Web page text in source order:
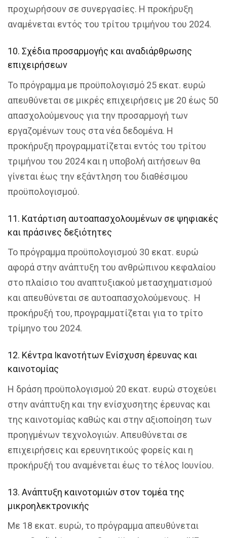
προχωρήσουν σε συνεργασίες. Η προκήρυξη
αναμένεται εντός του τρίτου τριμήνου του 2024.
10. Σχέδια προσαρμογής και αναδιάρθρωσης
επιχειρήσεων
Το πρόγραμμα με προϋπολογισμό 25 εκατ. ευρώ
απευθύνεται σε μικρές επιχειρήσεις με 20 έως 50
απασχολούμενους για την προσαρμογή των
εργαζομένων τους στα νέα δεδομένα. Η
προκήρυξη προγραμματίζεται εντός του τρίτου
τριμήνου του 2024 και η υποβολή αιτήσεων θα
γίνεται έως την εξάντληση του διαθέσιμου
προϋπολογισμού.
11. Κατάρτιση αυτοαπασχολουμένων σε ψηφιακές
και πράσινες δεξιότητες
Το πρόγραμμα προϋπολογισμού 30 εκατ. ευρώ
αφορά στην ανάπτυξη του ανθρώπινου κεφαλαίου
στο πλαίσιο του αναπτυξιακού μετασχηματισμού
και απευθύνεται σε αυτοαπασχολούμενους. Η
προκήρυξή του, προγραμματίζεται για το τρίτο
τρίμηνο του 2024.
12. Κέντρα Ικανοτήτων Ενίσχυση έρευνας και
καινοτομίας
Η δράση προϋπολογισμού 20 εκατ. ευρώ στοχεύει
στην ανάπτυξη και την ενίσχυσητης έρευνας και
της καινοτομίας καθώς και στην αξιοποίηση των
προηγμένων τεχνολογιών. Απευθύνεται σε
επιχειρήσεις και ερευνητικούς φορείς και η
προκήρυξή του αναμένεται έως το τέλος Ιουνίου.
13. Ανάπτυξη καινοτομιών στον τομέα της
μικροηλεκτρονικής
Με 18 εκατ. ευρώ, το πρόγραμμα απευθύνεται